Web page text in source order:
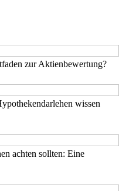
zur Aktienbewertung?
wissen
achten sollten: Eine